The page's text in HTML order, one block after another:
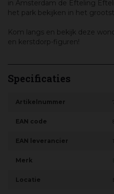
in Amsterdam de Efteling
het park bekijken in het
Kom langs en bekijk deze
en kerstdorp-figuren!
Specificaties
Artikelnummer
EAN code
EAN leverancier
Merk
Locatie